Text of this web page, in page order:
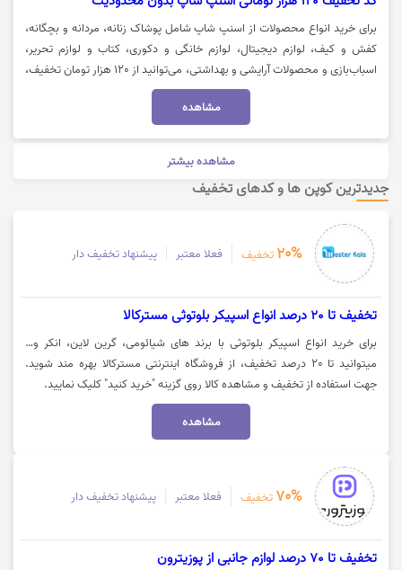
برای خرید انواع محصولات از اسنپ شاپ شامل پوشاک زنانه، مردانه و بچگانه،
کفش و کیف، لوازم دیجیتال، لوازم خانگی و دکوری، کتاب و لوازم تحریر،
اسباب‌بازی و محصولات آرایشی و بهداشتی، می‌توانید از 120 هزار تومان تخفیف،
با سبد خرید یک میلیون و 400 هزار تومان از فروشگاه اینترنتی اسنپ شاپ بهره
مند شوید. جهت استفاده از تخفیف اسنپ شاپ، روی گزینه "خرید کنید" کلیک
مشاهده
مشاهده بیشتر
جدیدترین کوپن ها و کدهای تخفیف
20% تخفیف فعلا معتبر پیشنهاد تخفیف دار
تخفیف تا 20 درصد انواع اسپیکر بلوتوثی مسترکالا
برای خرید انواع اسپیکر بلوتوثی با برند های شیائومی، گرین لاین، انکر و…
میتوانید تا 20 درصد تخفیف، از فروشگاه اینترنتی مسترکالا بهره مند شوید.
جهت استفاده از تخفیف و مشاهده کالا روی گزینه "خرید کنید" کلیک نمایید.
مشاهده
70% تخفیف فعلا معتبر پیشنهاد تخفیف دار
تخفیف تا 70 درصد لوازم جانبی از پوزیترون